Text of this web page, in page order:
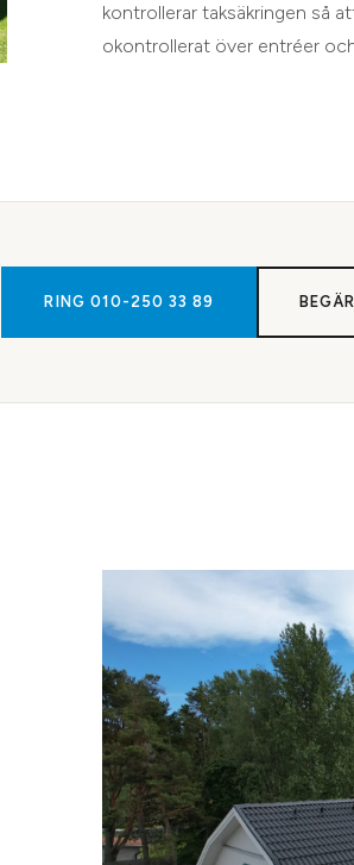
kontrollerar taksäkringen så
okontrollerat över entréer
RING 010-250 33 89